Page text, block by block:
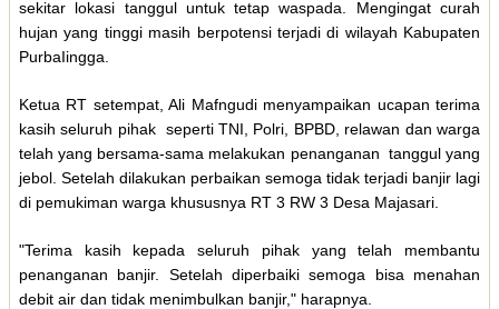
sekitar lokasi tanggul untuk tetap waspada. Mengingat curah
hujan yang tinggi masih berpotensi terjadi di wilayah Kabupaten
PurbaIingga.
Ketua RT setempat, Ali Mafngudi menyampaikan ucapan terima
kasih seluruh pihak seperti TNI, Polri, BPBD, relawan dan warga
telah yang bersama-sama melakukan penanganan tanggul yang
jebol. Setelah dilakukan perbaikan semoga tidak terjadi banjir lagi
di pemukiman warga khususnya RT 3 RW 3 Desa Majasari.
"Terima kasih kepada seluruh pihak yang telah membantu
penanganan banjir. Setelah diperbaiki semoga bisa menahan
debit air dan tidak menimbulkan banjir," harapnya.